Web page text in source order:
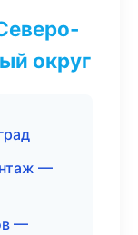
округ
—
—